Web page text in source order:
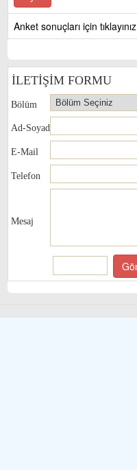
Anket sonuçları için tıklayınız
İLETİŞİM FORMU
Bölüm
Ad-Soyad
E-Mail
Telefon
Mesaj